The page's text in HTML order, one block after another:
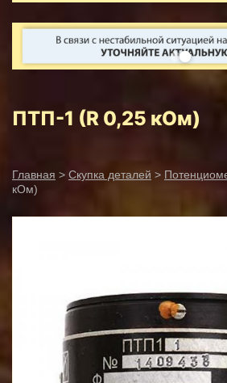
ПТП-1 (R 0,25 кОм)
Главная > Скупка деталей >
кОм)